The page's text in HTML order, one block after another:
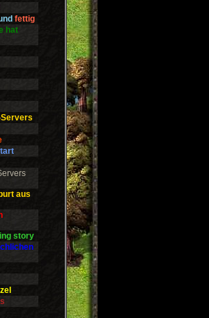
fettig
hat
aus
story